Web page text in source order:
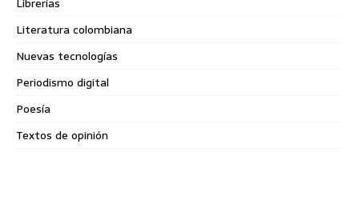
Literatura colombiana
Nuevas tecnologías
Periodismo digital
Poesía
Textos de opinión